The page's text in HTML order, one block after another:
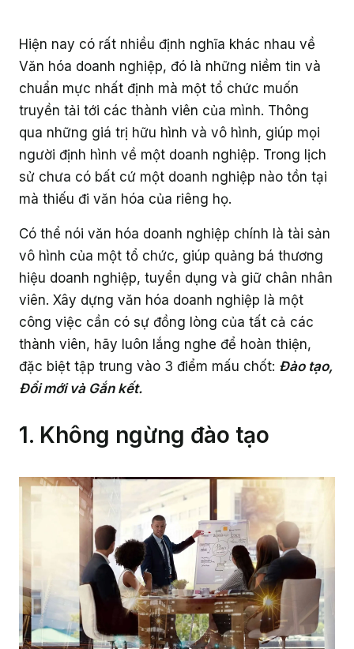
Hiện nay có rất nhiều định nghĩa khác nhau về
Văn hóa doanh nghiệp, đó là những niềm tin và
chuẩn mực nhất định mà một tổ chức muốn
truyền tải tới các thành viên của mình. Thông
qua những giá trị hữu hình và vô hình, giúp mọi
người định hình về một doanh nghiệp. Trong lịch
sử chưa có bất cứ một doanh nghiệp nào tồn tại
mà thiếu đi văn hóa của riêng họ.
Có thể nói văn hóa doanh nghiệp chính là tài sản
vô hình của một tổ chức, giúp quảng bá thương
hiệu doanh nghiệp, tuyển dụng và giữ chân nhân
viên. Xây dựng văn hóa doanh nghiệp là một
công việc cần có sự đồng lòng của tất cả các
thành viên, hãy luôn lắng nghe để hoàn thiện,
đặc biệt tập trung vào 3 điểm mấu chốt: Đào tạo,
Đổi mới và Gắn kết.
1. Không ngừng đào tạo